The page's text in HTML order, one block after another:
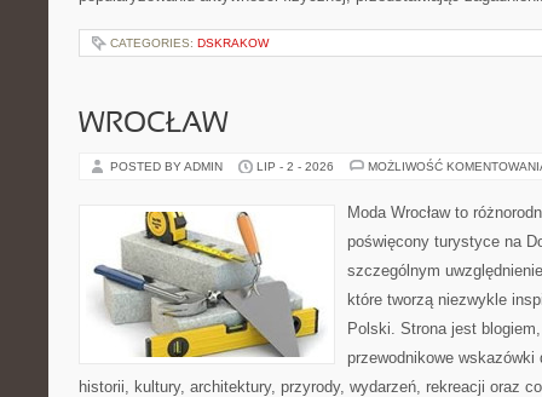
CATEGORIES: DSKRAKOW
WROCŁAW
POSTED BY ADMIN LIP - 2 - 2026 MOŻLIWOŚĆ
Moda Wrocław to
poświęcony turystyce na
szczególnym
które tworzą niezwykle
Polski. Strona jest
przewodnikowe
historii, kultury, architektury, przyrody, wydarzeń, rekreacji oraz